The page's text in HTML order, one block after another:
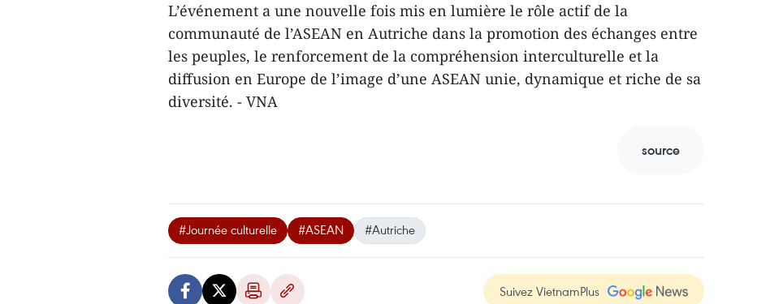
L’événement a une nouvelle fois mis en lumière le rôle actif de la
communauté de l’ASEAN en Autriche dans la promotion des échanges entre
les peuples, le renforcement de la compréhension interculturelle et la
diffusion en Europe de l’image d’une ASEAN unie, dynamique et riche de sa
diversité. - VNA
source
#Journée culturelle #ASEAN #Autriche
Suivez VietnamPlus